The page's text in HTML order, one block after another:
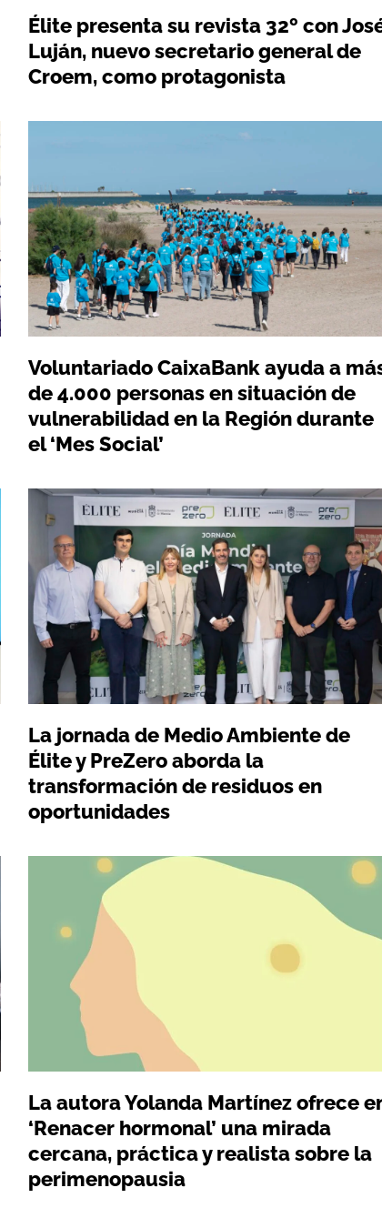
Élite presenta su revista 32º con
Luján, nuevo secretario general de
Croem, como protagonista
Voluntariado CaixaBank ayuda a
de 4.000 personas en situación de
vulnerabilidad en la Región durante
el ‘Mes Social’
La jornada de Medio Ambiente de
Élite y PreZero aborda la
transformación de residuos en
oportunidades
La autora Yolanda Martínez ofrece
‘Renacer hormonal’ una mirada
cercana, práctica y realista sobre la
perimenopausia